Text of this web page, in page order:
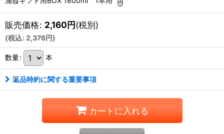
販売価格: 2,160円(税別)
(税込:2,376円)
数量: 本
返品特約に関する重要事項
カートに入れる